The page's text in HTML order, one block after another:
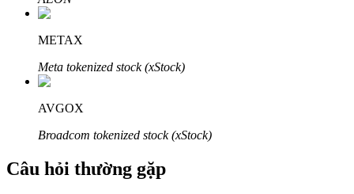
Đối tác Bitrue
METAX
Meta tokenized stock (xStock)
AVGOX
Broadcom tokenized stock (xStock)
Câu hỏi thường gặp